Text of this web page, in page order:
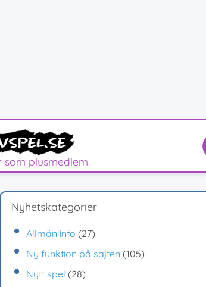
som plusmedlem
Nyhetskategorier
Allmän info (27)
Ny funktion på sajten (105)
Nytt spel (28)